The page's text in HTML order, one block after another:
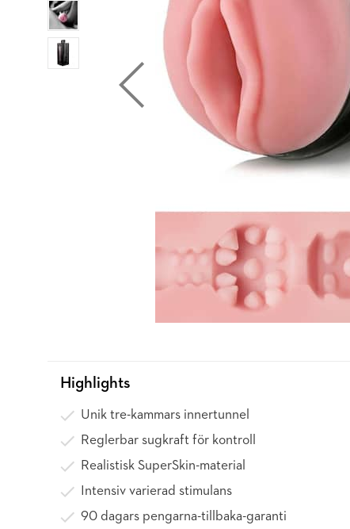
Highlights
Unik tre-kammars innertunnel
Reglerbar sugkraft för kontroll
Realistisk SuperSkin-material
Intensiv varierad stimulans
90 dagars pengarna-tillbaka-garanti